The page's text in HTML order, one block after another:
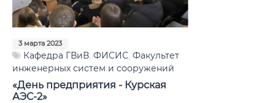
3 марта 2023
Кафедра ГВиВ, ФИСИС, Факультет
инженерных систем и сооружений
«День предприятия - Курская
АЭС-2»